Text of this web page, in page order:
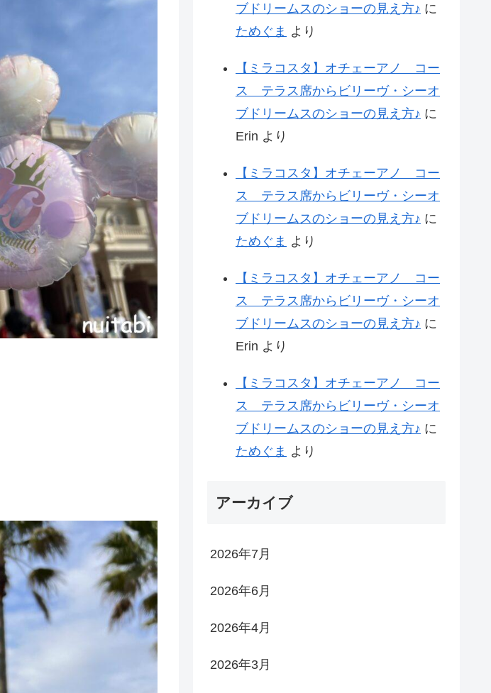
ブドリームスのショーの見え方♪ に
ためぐま より
【ミラコスタ】オチェーアノ コー
ス テラス席からビリーヴ・シーオ
ブドリームスのショーの見え方♪ に
Erin より
【ミラコスタ】オチェーアノ コー
ス テラス席からビリーヴ・シーオ
ブドリームスのショーの見え方♪ に
ためぐま より
【ミラコスタ】オチェーアノ コー
ス テラス席からビリーヴ・シーオ
ブドリームスのショーの見え方♪ に
Erin より
【ミラコスタ】オチェーアノ コー
ス テラス席からビリーヴ・シーオ
ブドリームスのショーの見え方♪ に
ためぐま より
アーカイブ
2026年7月
2026年6月
2026年4月
2026年3月